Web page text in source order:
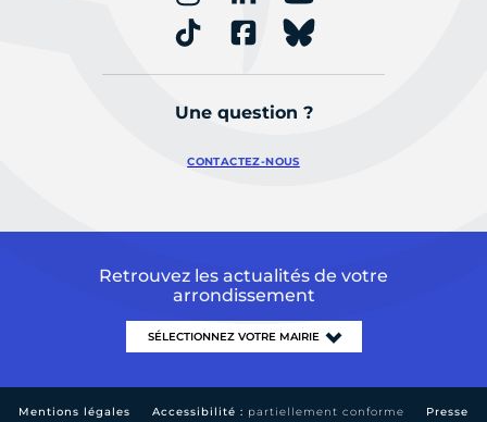
Une question ?
CONTACTEZ-NOUS
Retrouvez les actualités de votre
arrondissement
Mentions légales Accessibilité : partiellement conforme Presse